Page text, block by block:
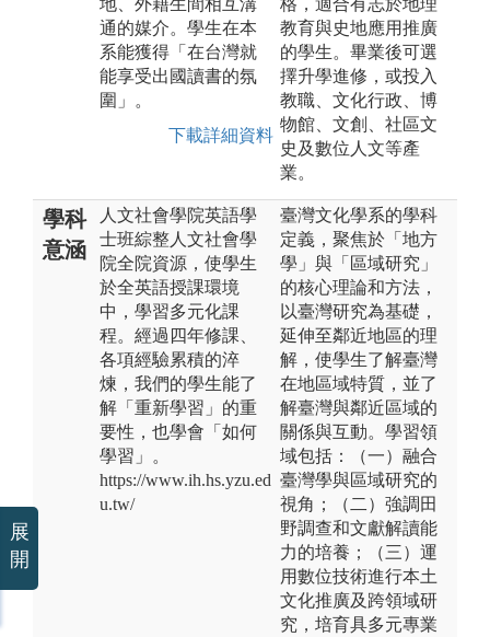
通的媒介。學生在本
系能獲得「在台灣就
能享受出國讀書的氛
圍」。
下載詳細資料
教育與史地應用推廣
的學生。畢業後可選
擇升學進修，或投入
教職、文化行政、博
物館、文創、社區文
史及數位人文等產
業。
學科
意涵
人文社會學院英語學
士班綜整人文社會學
院全院資源，使學生
於全英語授課環境
中，學習多元化課
程。經過四年修課、
各項經驗累積的淬
煉，我們的學生能了
解「重新學習」的重
要性，也學會「如何
學習」。
https://www.ih.hs.yzu.ed
u.tw/
臺灣文化學系的學科
定義，聚焦於「地方
學」與「區域研究」
的核心理論和方法，
以臺灣研究為基礎，
延伸至鄰近地區的理
解，使學生了解臺灣
在地區域特質，並了
解臺灣與鄰近區域的
關係與互動。學習領
域包括：（一）融合
臺灣學與區域研究的
視角；（二）強調田
野調查和文獻解讀能
力的培養；（三）運
用數位技術進行本土
文化推廣及跨領域研
究，培育具多元專業
展
開